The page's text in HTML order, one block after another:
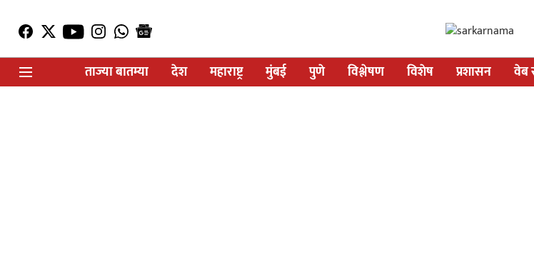
ताज्या बातम्या
देश महाराष्ट्र मुंबई पुणे विश्लेषण विशेष प्रशासन वेब